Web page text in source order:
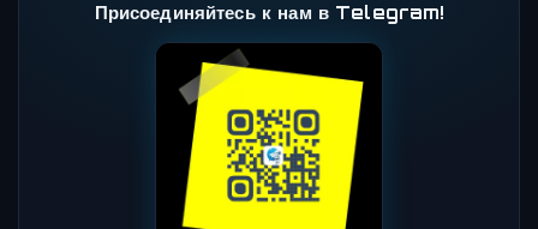
Присоединяйтесь к нам в Telegram!